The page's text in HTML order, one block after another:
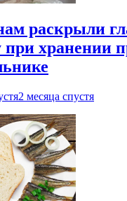
раскрыли
хранении
2 месяца спустя